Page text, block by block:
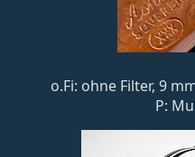
o.Fi: ohne Filter, 9
P: